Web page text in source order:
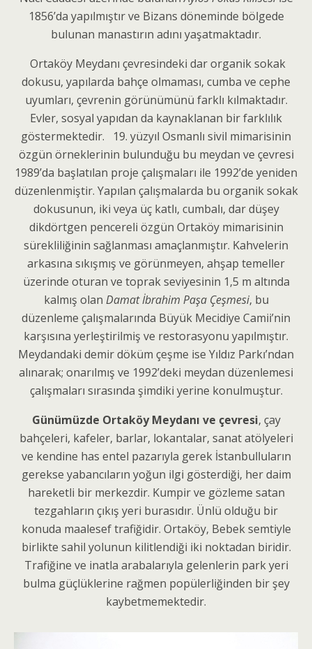
1856’da yapılmıştır ve Bizans döneminde bölgede
bulunan manastırın adını yaşatmaktadır.
Ortaköy Meydanı çevresindeki dar organik sokak
dokusu, yapılarda bahçe olmaması, cumba ve cephe
uyumları, çevrenin görünümünü farklı kılmaktadır.
Evler, sosyal yapıdan da kaynaklanan bir farklılık
göstermektedir. 19. yüzyıl Osmanlı sivil mimarisinin
özgün örneklerinin bulunduğu bu meydan ve çevresi
1989’da başlatılan proje çalışmaları ile 1992’de yeniden
düzenlenmiştir. Yapılan çalışmalarda bu organik sokak
dokusunun, iki veya üç katlı, cumbalı, dar düşey
dikdörtgen pencereli özgün Ortaköy mimarisinin
sürekliliğinin sağlanması amaçlanmıştır. Kahvelerin
arkasına sıkışmış ve görünmeyen, ahşap temeller
üzerinde oturan ve toprak seviyesinin 1,5 m altında
kalmış olan Damat İbrahim Paşa Çeşmesi, bu
düzenleme çalışmalarında Büyük Mecidiye Camii’nin
karşısına yerleştirilmiş ve restorasyonu yapılmıştır.
Meydandaki demir döküm çeşme ise Yıldız Parkı’ndan
alınarak; onarılmış ve 1992’deki meydan düzenlemesi
çalışmaları sırasında şimdiki yerine konulmuştur.
Günümüzde Ortaköy Meydanı ve çevresi, çay
bahçeleri, kafeler, barlar, lokantalar, sanat atölyeleri
ve kendine has entel pazarıyla gerek İstanbulluların
gerekse yabancıların yoğun ilgi gösterdiği, her daim
hareketli bir merkezdir. Kumpir ve gözleme satan
tezgahların çıkış yeri burasıdır. Ünlü olduğu bir
konuda maalesef trafiğidir. Ortaköy, Bebek semtiyle
birlikte sahil yolunun kilitlendiği iki noktadan biridir.
Trafiğine ve inatla arabalarıyla gelenlerin park yeri
bulma güçlüklerine rağmen popülerliğinden bir şey
kaybetmemektedir.